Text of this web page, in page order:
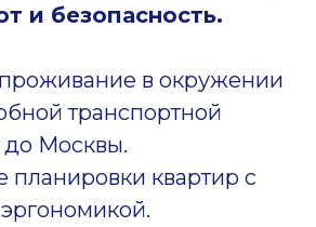
и безопасность.
в окружении
транспортной
до Москвы.
планировки квартир с